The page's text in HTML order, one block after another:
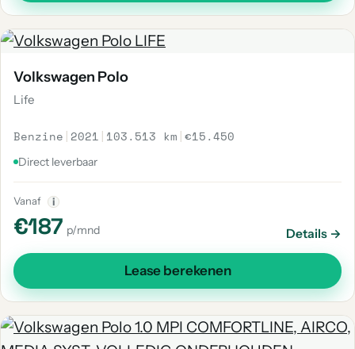
Volkswagen Polo
Life
Benzine | 2021 | 103.513 km |€15.450
Direct leverbaar
Vanaf i
€187 p/mnd Details →
Lease berekenen